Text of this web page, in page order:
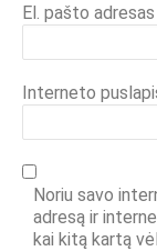
El. pašto adresas
Interneto
Noriu savo
adresą ir
kai kitą kartą